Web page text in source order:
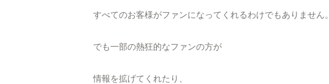
すべてのお客様がファンになってくれるわけでもありません。
でも一部の熱狂的なファンの方が
情報を拡げてくれたり、